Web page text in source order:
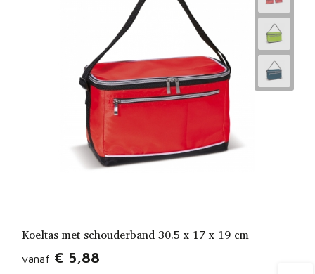
Koeltas met schouderband 30.5 x 17 x 19 cm
vanaf € 5,88